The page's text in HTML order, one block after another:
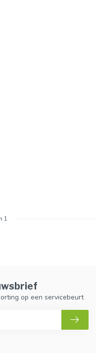
1
op een servicebeurt